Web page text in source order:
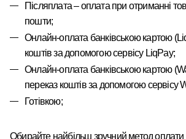
Післяплата – оплата при отриманні
пошти;
Онлайн-оплата банківською картою
коштів за допомогою сервісу LiqPay;
Онлайн-оплата банківською картою
переказ коштів за допомогою сервісу
Готівкою;
Обирайте найбільш зручний метод оплати